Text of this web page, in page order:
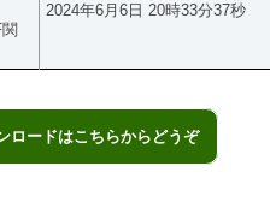
2024年6月6日 20時33分37秒
ロードはこちらからどうぞ